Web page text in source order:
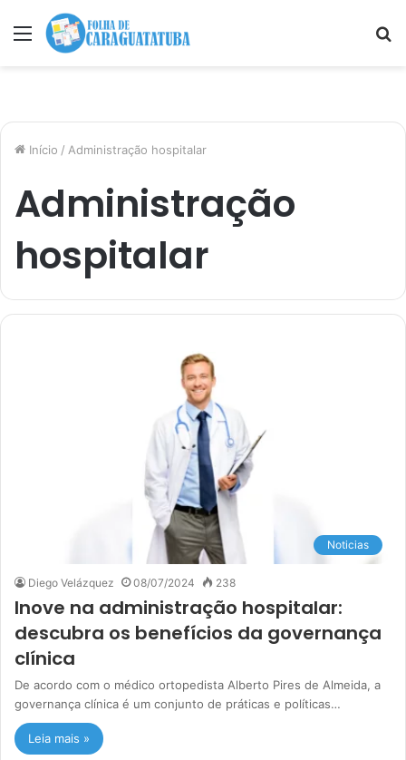
Menu
Início / Administração hospitalar
Administração
hospitalar
Noticias
Diego Velázquez 08/07/2024 238
Inove na administração hospitalar:
descubra os benefícios da governança
clínica
De acordo com o médico ortopedista Alberto Pires de Almeida, a
governança clínica é um conjunto de práticas e políticas…
Leia mais »